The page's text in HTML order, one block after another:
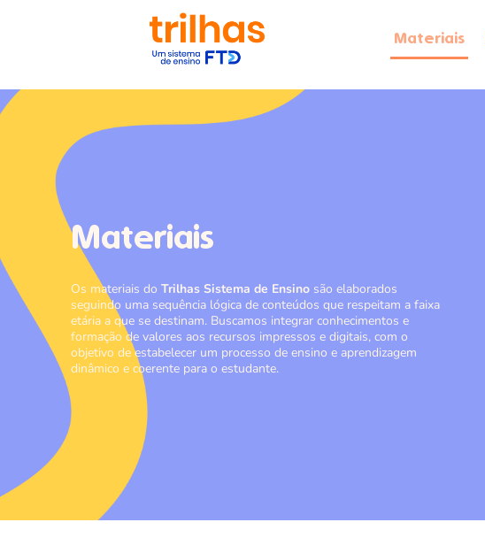
Materiais
Materiais
Os materiais do Trilhas Sistema de Ensino são elaborados
seguindo uma sequência lógica de conteúdos que respeitam a faixa
etária a que se destinam. Buscamos integrar conhecimentos e
formação de valores aos recursos impressos e digitais, com o
objetivo de estabelecer um processo de ensino e aprendizagem
dinâmico e coerente para o estudante.